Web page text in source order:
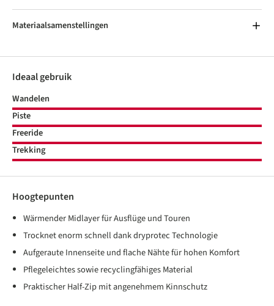
Materiaalsamenstellingen
Ideaal gebruik
Wandelen
Piste
Freeride
Trekking
Hoogtepunten
Wärmender Midlayer für Ausflüge und Touren
Trocknet enorm schnell dank dryprotec Technologie
Aufgeraute Innenseite und flache Nähte für hohen Komfort
Pflegeleichtes sowie recyclingfähiges Material
Praktischer Half-Zip mit angenehmem Kinnschutz